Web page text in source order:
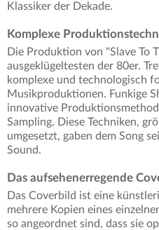
Klassiker der Dekade.
Komplexe
Die Produktion von "Slave To
ausgeklügeltesten der 80er.
komplexe und technologisch
Musikproduktionen. Funkige
innovative
Sampling. Diese Techniken,
umgesetzt, gaben dem Song
Sound.
Das aufsehenerregende
Das Coverbild ist eine
mehrere Kopien eines
so angeordnet sind, dass sie